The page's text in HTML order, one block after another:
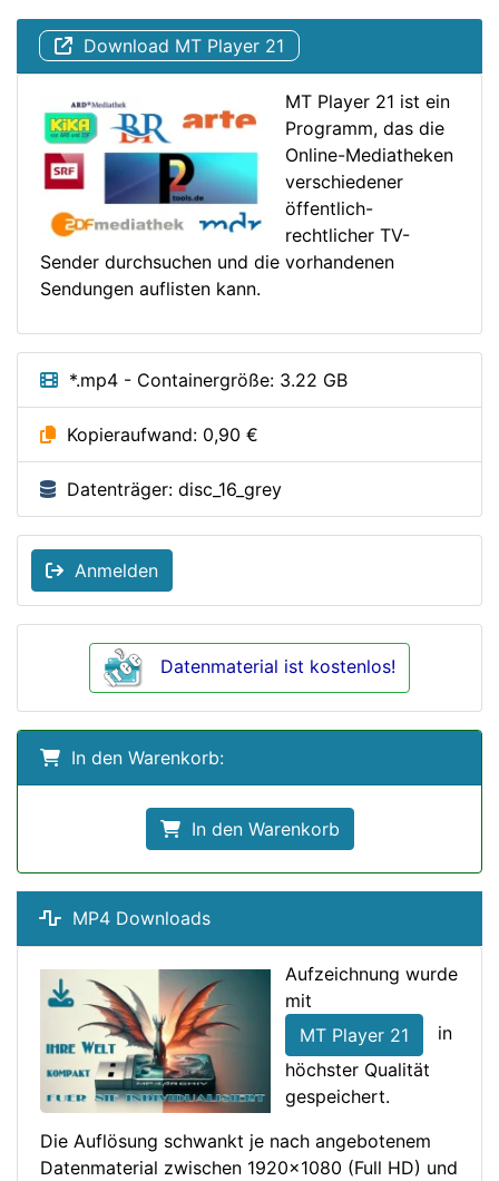
Download MT Player 21
MT Player 21 ist ein
Programm, das die
Online-Mediatheken
verschiedener
öffentlich-
rechtlicher TV-
Sender durchsuchen und die vorhandenen
Sendungen auflisten kann.
*.mp4 - Containergröße: 3.22 GB
Kopieraufwand: 0,90 €
Datenträger: disc_16_grey
Anmelden
Datenmaterial ist kostenlos!
In den Warenkorb:
In den Warenkorb
MP4 Downloads
Aufzeichnung wurde
mit
MT Player 21
in
höchster Qualität
gespeichert.
Die Auflösung schwankt je nach angebotenem
Datenmaterial zwischen 1920x1080 (Full HD) und